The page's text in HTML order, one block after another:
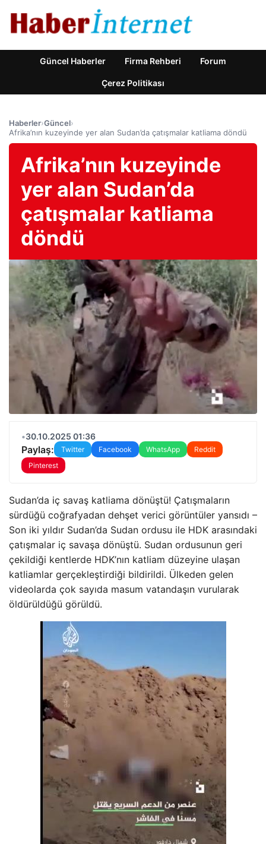
Güncel Haberler Firma Rehberi Forum
Çerez Politikası
Haberler›Güncel›
Afrika’nın kuzeyinde yer alan Sudan’da çatışmalar katliama döndü
Afrika’nın kuzeyinde
yer alan Sudan’da
çatışmalar katliama
döndü
•30.10.2025 01:36
Paylaş: Twitter Facebook WhatsApp
Reddit
Pinterest
Sudan’da iç savaş katliama dönüştü! Çatışmaların
sürdüğü coğrafyadan dehşet verici görüntüler yansıdı –
Son iki yıldır Sudan’da Sudan ordusu ile HDK arasındaki
çatışmalar iç savaşa dönüştü. Sudan ordusunun geri
çekildiği kentlerde HDK’nın katliam düzeyine ulaşan
katliamlar gerçekleştirdiği bildirildi. Ülkeden gelen
videolarda çok sayıda masum vatandaşın vurularak
öldürüldüğü görüldü.